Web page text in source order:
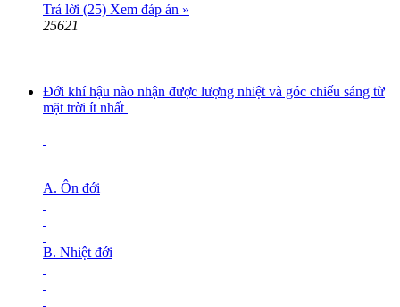
Trả lời (25) Xem đáp án »
25621
Đới khí hậu nào nhận được lượng nhiệt và góc chiếu sáng từ
mặt trời ít nhất
A. Ôn đới
B. Nhiệt đới